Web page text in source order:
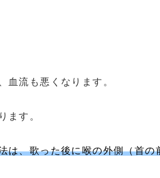
血流も悪くなります。
ます。
は、歌った後に喉の外側（首の